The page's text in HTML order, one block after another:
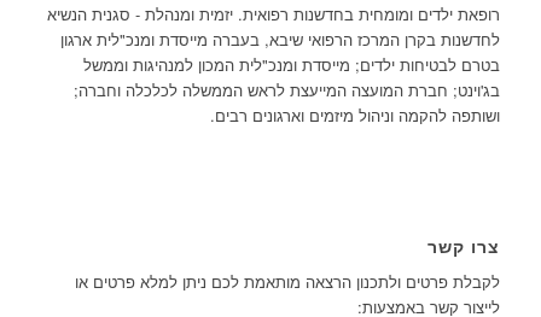
רופאת ילדים ומומחית בחדשנות רפואית. יזמית ומנהלת - סגנית הנשיא
לחדשנות בקרן המרכז הרפואי שיבא, בעברה מייסדת ומנכ"לית ארגון
בטרם לבטיחות ילדים; מייסדת ומנכ"לית המכון למנהיגות וממשל
בג'וינט; חברת המועצה המייעצת לראש הממשלה לכלכלה וחברה;
ושותפה להקמה וניהול מיזמים וארגונים רבים.
צרו קשר
לקבלת פרטים ולתכנון הרצאה מותאמת לכם ניתן למלא פרטים או
לייצור קשר באמצעות: